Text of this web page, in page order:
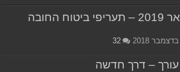
מינואר 2019 – תעריפי ביטוח החובה
32
עורך – דרך חדשה